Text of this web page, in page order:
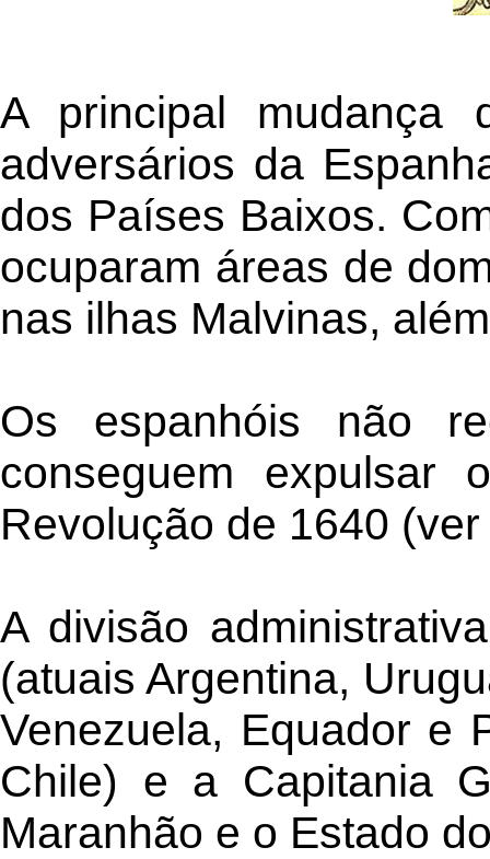
A principal
adversários da
dos Países Baixos.
ocuparam áreas de
nas ilhas Malvinas,
Os espanhóis não
conseguem expulsar
Revolução de 1640
A divisão
(atuais Argentina,
Venezuela, Equador e
Chile) e a Capitania
Maranhão e o Estado